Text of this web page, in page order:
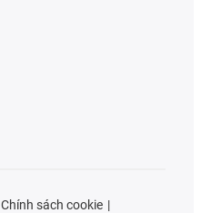
Chính sách cookie